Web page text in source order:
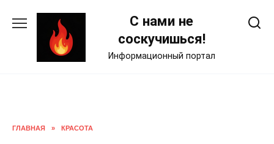
С нами не
соскучишься!
Информационный портал
ГЛАВНАЯ » КРАСОТА